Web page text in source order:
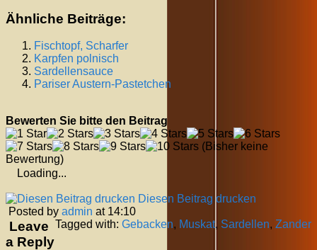
Ähnliche Beiträge:
Fischtopf, Scharfer
Karpfen polnisch
Sardellensauce
Pariser Austern-Pastetchen
Bewerten Sie bitte den Beitrag
(Bisher keine
Bewertung)
Loading...
Diesen Beitrag drucken
Posted by admin at 14:10
Tagged with: Gebacken, Muskat, Sardellen, Zander
Leave
a Reply